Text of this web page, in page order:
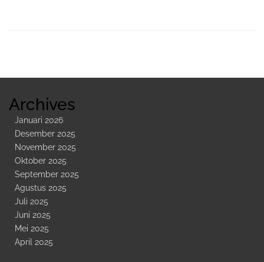
Archives
Januari 2026
Desember 2025
November 2025
Oktober 2025
September 2025
Agustus 2025
Juli 2025
Juni 2025
Mei 2025
April 2025